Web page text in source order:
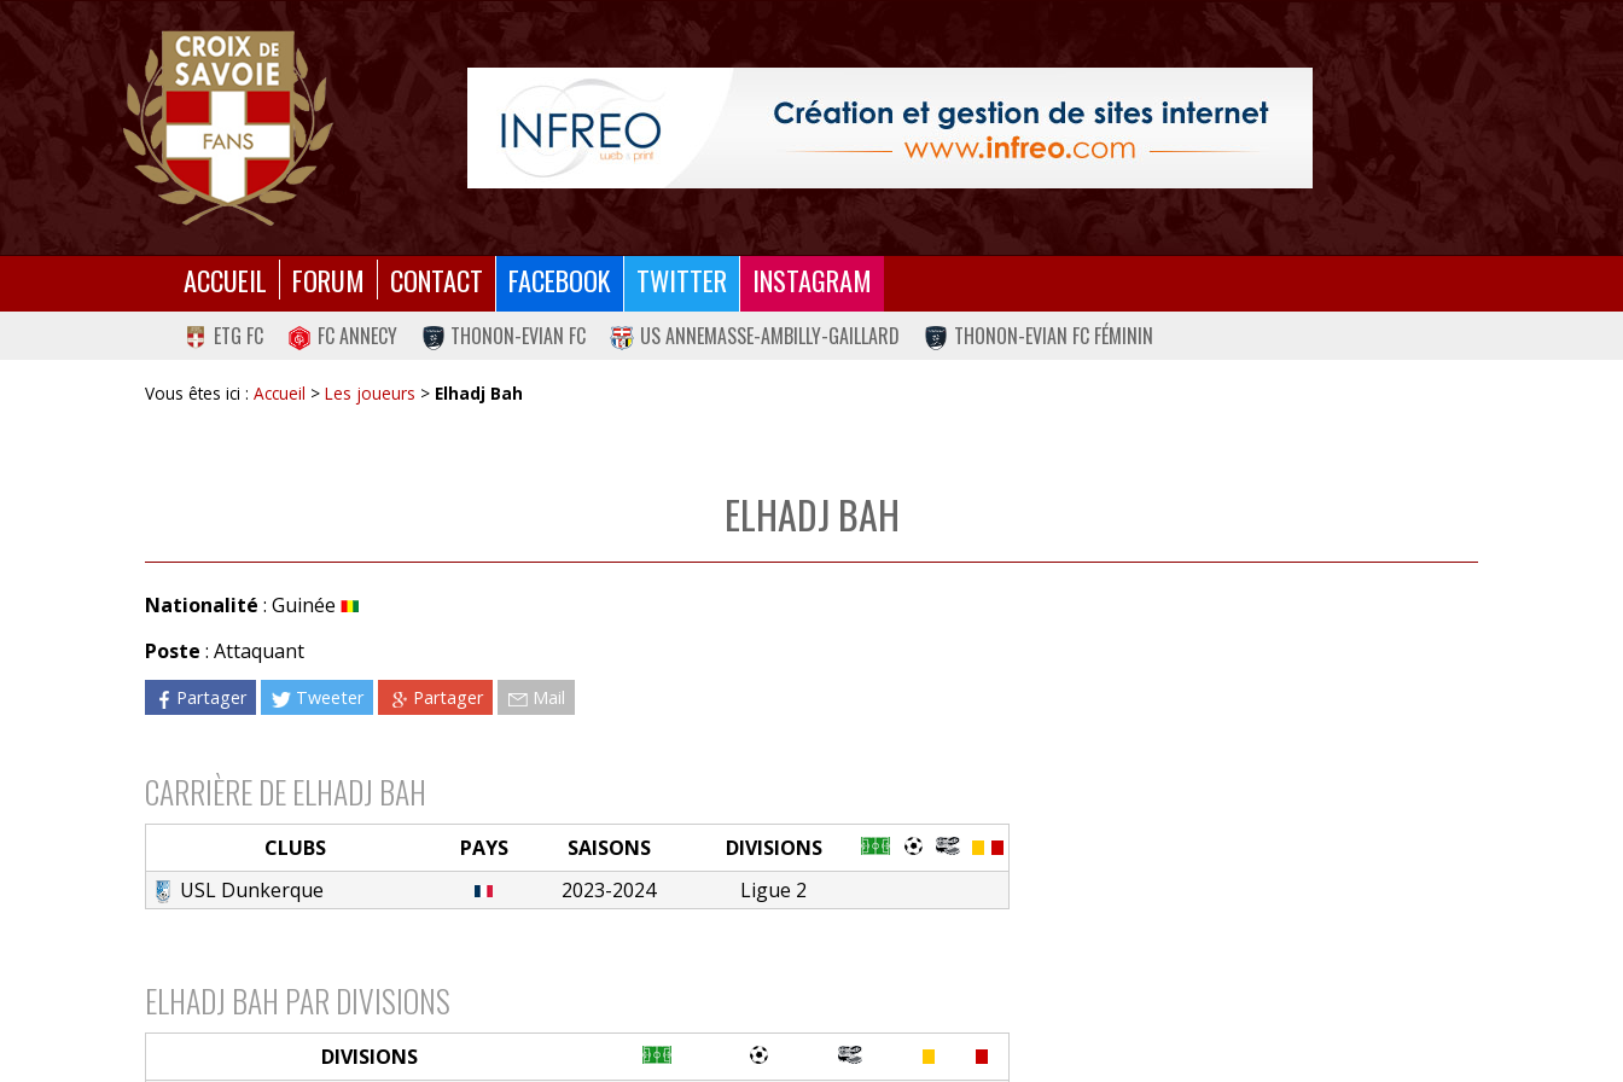
ACCUEIL FORUM CONTACT FACEBOOK TWITTER INSTAGRAM
ETG FC FC ANNECY THONON-EVIAN FC US ANNEMASSE-AMBILLY-GAILLARD THONON-EVIAN FC FÉMININ
Vous êtes ici : Accueil > Les joueurs > Elhadj Bah
ELHADJ BAH
Nationalité : Guinée
Poste : Attaquant
Partager Tweeter Partager Mail
CARRIÈRE DE ELHADJ BAH
CLUBS PAYS SAISONS
DIVISIONS
USL Dunkerque
2023-2024 Ligue 2
ELHADJ BAH PAR DIVISIONS
DIVISIONS